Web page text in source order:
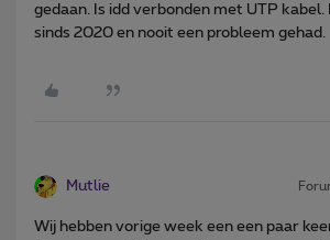
gedaan. Is idd verbonden met UTP kabel.
sinds 2020 en nooit een probleem gehad.
Mutlie
Wij hebben vorige week een een paar